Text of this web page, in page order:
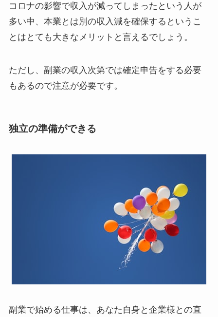
コロナの影響で収入が減ってしまったという人が
多い中、本業とは別の収入減を確保するというこ
とはとても大きなメリットと言えるでしょう。
ただし、副業の収入次第では確定申告をする必要
もあるので注意が必要です。
独立の準備ができる
副業で始める仕事は、あなた自身と企業様との直